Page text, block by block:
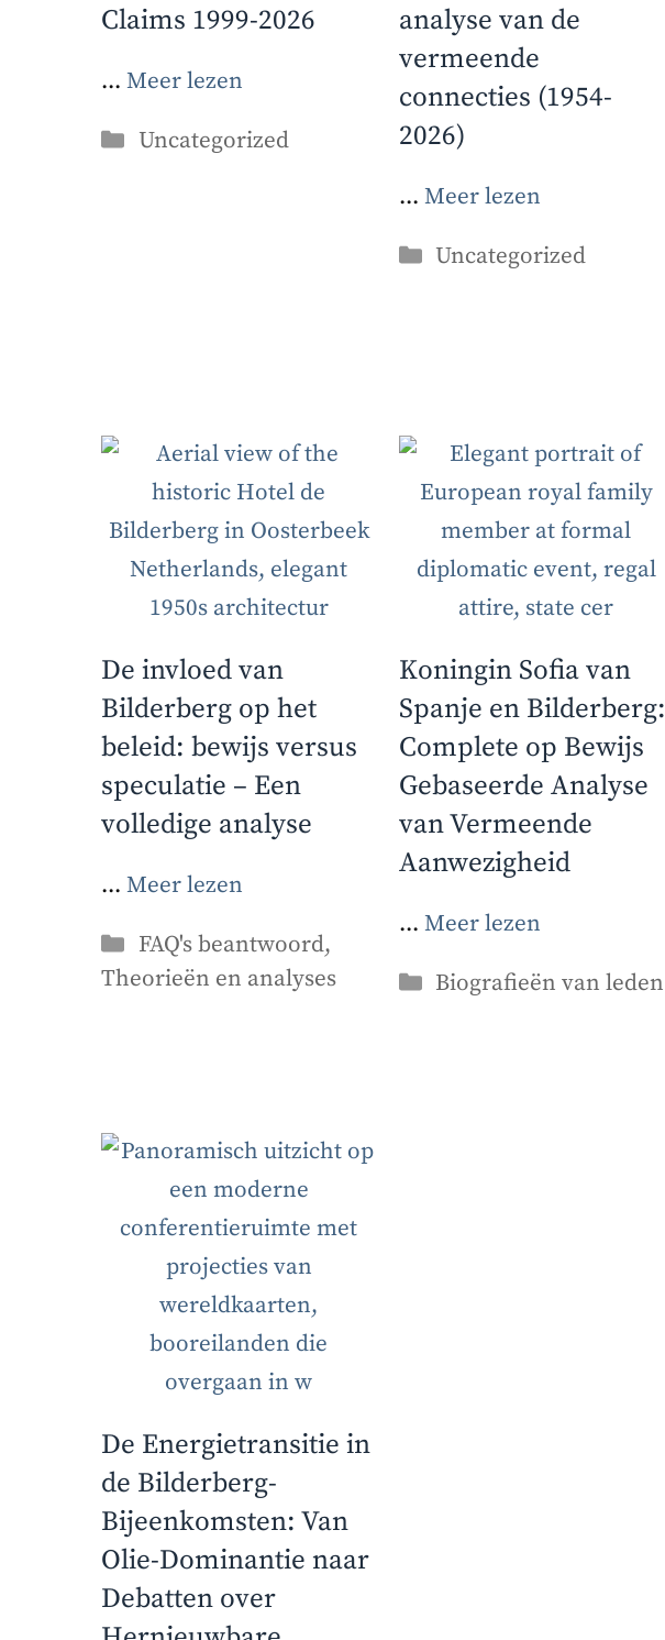
Claims 1999-2026
... Meer lezen
Categorieën
Uncategorized
analyse van de
vermeende
connecties (1954-
2026)
... Meer lezen
Categorieën
Uncategorized
De invloed van
Bilderberg op het
beleid: bewijs versus
speculatie – Een
volledige analyse
... Meer lezen
Categorieën
FAQ's beantwoord,
Theorieën en analyses
Koningin Sofia van
Spanje en Bilderberg:
Complete op Bewijs
Gebaseerde Analyse
van Vermeende
Aanwezigheid
... Meer lezen
Categorieën
Biografieën van leden
De Energietransitie in
de Bilderberg-
Bijeenkomsten: Van
Olie-Dominantie naar
Debatten over